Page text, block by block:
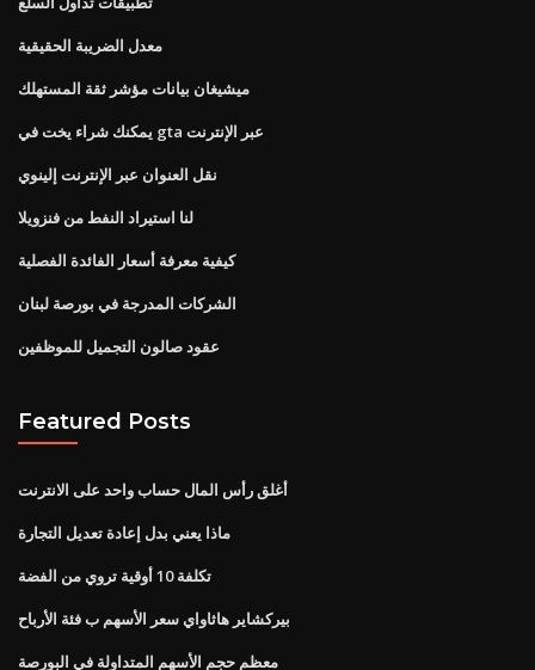
معدل الضريبة الحقيقية
ميشيغان بيانات مؤشر ثقة المستهلك
يمكنك شراء يخت في gta عبر الإنترنت
نقل العنوان عبر الإنترنت إلينوي
لنا استيراد النفط من فنزويلا
كيفية معرفة أسعار الفائدة الفصلية
الشركات المدرجة في بورصة لبنان
عقود صالون التجميل للموظفين
Featured Posts
أغلق رأس المال حساب واحد على الانترنت
ماذا يعني بدل إعادة تعديل التجارة
تكلفة 10 أوقية تروي من الفضة
بيركشاير هاثاواي سعر الأسهم ب فئة الأرباح
معظم حجم الأسهم المتداولة في البورصة